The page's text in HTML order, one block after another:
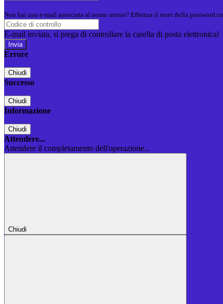
Non hai una e-mail associata al nome utente? Effettua il reset della password
E-mail inviata, si prega di controllare la casella di posta elettronica!
Errore
Chiudi
Successo
Chiudi
Informazione
Chiudi
Attendere...
Attendere il completamento dell'operazione...
Chiudi